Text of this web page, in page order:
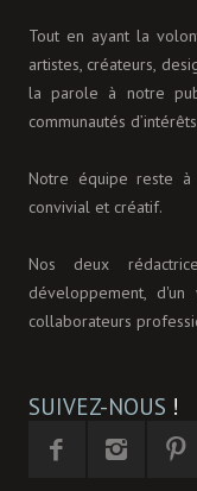
Tout en ayant la
artistes, créateurs,
la parole à notre
communautés
Notre équipe reste à
convivial et créatif.
Nos deux
développement,
collaborateurs
SUIVEZ-NOUS !